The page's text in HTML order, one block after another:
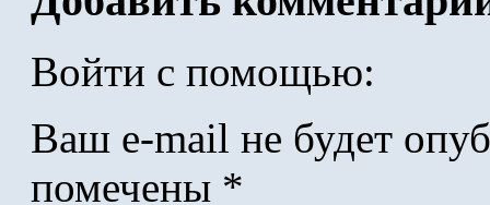
Войти с помощью:
Ваш e-mail не будет
помечены *